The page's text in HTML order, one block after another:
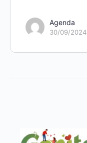
Agenda
30/09/2024